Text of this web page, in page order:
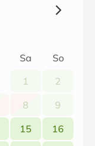
Sa
So
1
2
8
9
15
16